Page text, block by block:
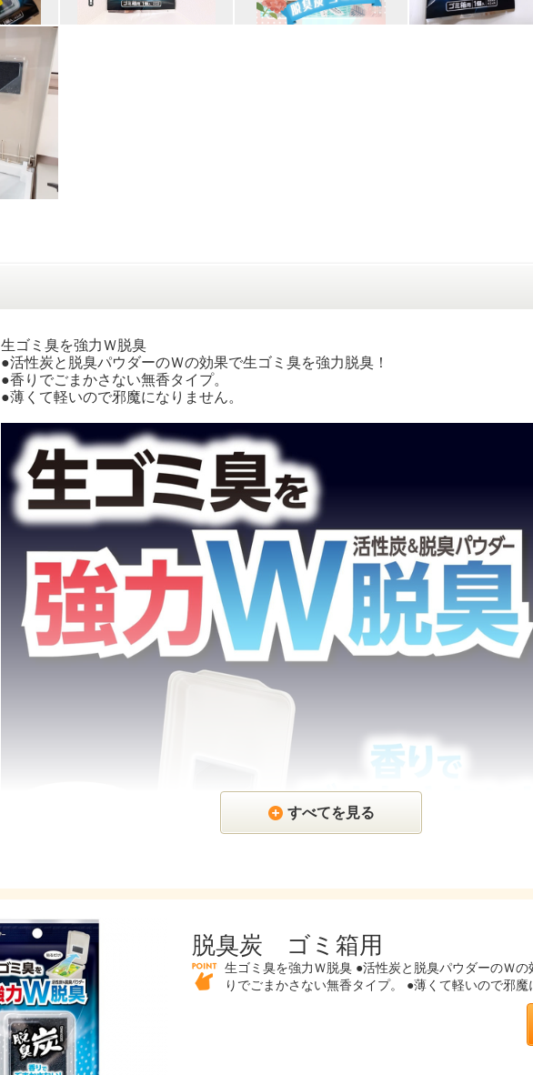
生ゴミ臭を強力Ｗ脱臭
●活性炭と脱臭パウダーのＷの効果で生ゴミ臭を強力脱臭！
●香りでごまかさない無香タイプ。
●薄くて軽いので邪魔になりません。
すべてを見る
脱臭炭 ゴミ箱用
生ゴミ臭を強力Ｗ脱臭 ●活性炭と脱臭パウダーのＷ
りでごまかさない無香タイプ。 ●薄くて軽いので邪魔